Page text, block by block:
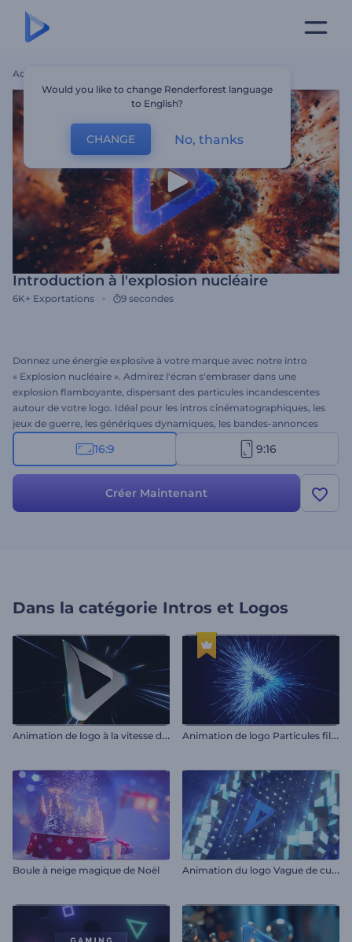
Accueil
Introduction à l'explosion nucléaire
6K+ Exportations 9 secondes
Donnez une énergie explosive à votre marque avec notre intro
« Explosion nucléaire ». Admirez l'écran s'embraser dans une
explosion flamboyante, dispersant des particules incandescentes
autour de votre logo. Idéal pour les intros cinématographiques, les
jeux de guerre, les génériques dynamiques, les bandes-annonces
ou tout projet nécessitant une présentation de marque percutante.
Personnalisez-la facilement avec votre logo, le nom de votre
maintenant et captivez l'attention avec cette explosion
16:9 9:16
Créer Maintenant
Dans la catégorie Intros et Logos
A
nimation de logo à la vitesse de l'éclair A
nimation de logo Particules filantes
Boule à neige magique de Noël A
nimation du logo Vague de cubes en néon
Would you like to change Renderforest language
to English?
CHANGE No, thanks